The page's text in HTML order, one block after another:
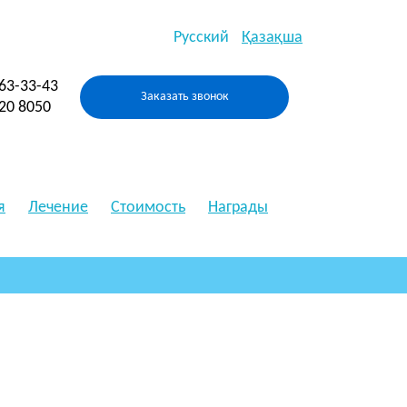
Русский Қазақша
33-43
8050
Заказать звонок
Лечение Стоимость
Награды